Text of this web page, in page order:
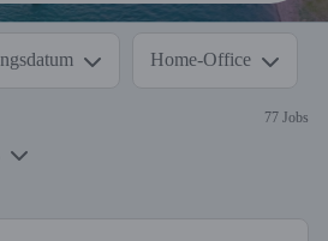
Home-Office
77 Jobs